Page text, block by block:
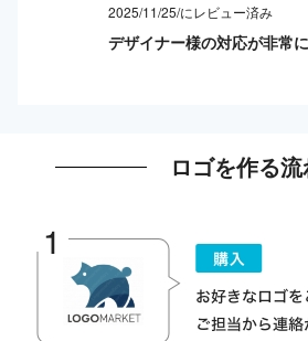
2025/11/25/にレビュー済み
デザイナー様の対応が非常
ロゴを作る